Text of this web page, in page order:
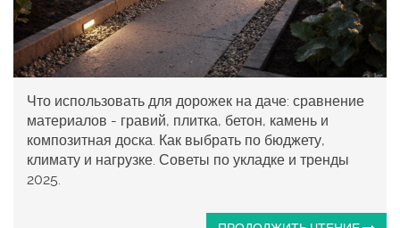
Что использовать для дорожек на даче: сравнение
материалов - гравий, плитка, бетон, камень и
композитная доска. Как выбрать по бюджету,
климату и нагрузке. Советы по укладке и тренды
2025.